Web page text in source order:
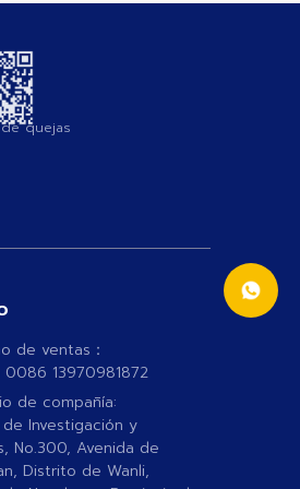
quejas
de ventas：
0086 13970981872
de compañía:
Investigación y
No.300, Avenida de
Distrito de Wanli,